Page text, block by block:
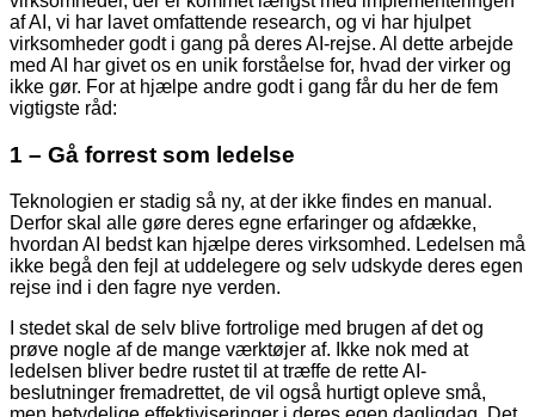
af AI, vi har lavet omfattende research, og vi har hjulpet
virksom­heder godt i gang på deres AI-rejse. Al dette arbejde
med AI har givet os en unik forståelse for, hvad der virker og
ikke gør. For at hjælpe andre godt i gang får du her de fem
vigtigste råd:
1 – Gå forrest som ledelse
Teknologien er stadig så ny, at der ikke findes en manual.
Derfor skal alle gøre deres egne erfaringer og afdække,
hvordan AI bedst kan hjælpe deres virksomhed. Ledelsen må
ikke begå den fejl at uddelegere og selv udskyde deres egen
rejse ind i den fagre nye verden.
I stedet skal de selv blive fortrolige med brugen af det og
prøve nogle af de mange værktøjer af. Ikke nok med at
ledelsen bliver bedre rustet til at træffe de rette AI-
beslutninger fremadrettet, de vil også hurtigt opleve små,